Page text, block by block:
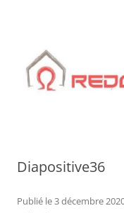
Diapositive36
Publié le3 décembre